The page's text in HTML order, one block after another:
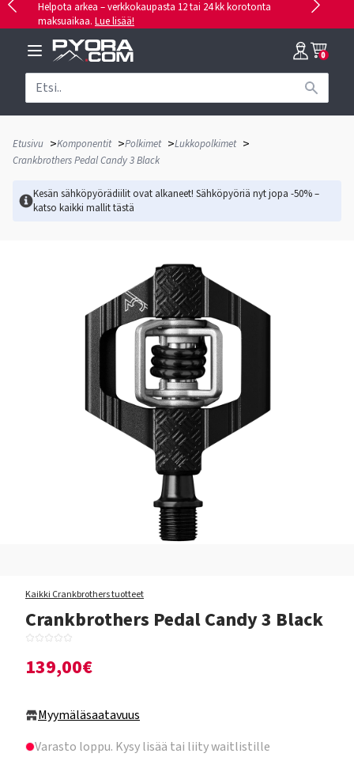
Helpota arkea – verkkokaupasta 12 tai 24 kk korotonta
maksuaikaa. Lue lisää!
0
Etusivu >Komponentit >Polkimet >Lukkopolkimet >
Crankbrothers Pedal Candy 3 Black
Kesän sähköpyörädiilit ovat alkaneet! Sähköpyöriä nyt jopa -50% –
katso kaikki mallittästä
Kaikki Crankbrothers tuotteet
Crankbrothers Pedal Candy 3 Black
139,00€
Myymäläsaatavuus
Varasto loppu. Kysy lisää tai liity waitlistille